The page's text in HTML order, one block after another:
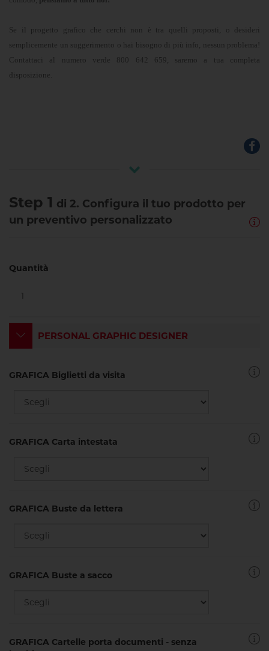
Se il progetto grafico che cerchi non è tra quelli proposti, o desideri
semplicemente un suggerimento o hai bisogno di più info, nessun problema!
Contattaci al numero verde 800 642 659, saremo a tua completa
disposizione.
Step 1 di 2. Configura il tuo prodotto per
un preventivo personalizzato
Quantità
PERSONAL GRAPHIC DESIGNER
GRAFICA Biglietti da visita
GRAFICA Carta intestata
GRAFICA Buste da lettera
GRAFICA Buste a sacco
GRAFICA Cartelle porta documenti - senza